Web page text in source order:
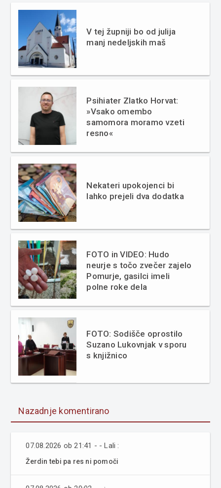
V tej župniji bo od julija
manj nedeljskih maš
Psihiater Zlatko Horvat:
»Vsako omembo
samomora moramo vzeti
resno«
Nekateri upokojenci bi
lahko prejeli dva dodatka
FOTO in VIDEO: Hudo
neurje s točo zvečer zajelo
Pomurje, gasilci imeli
polne roke dela
FOTO: Sodišče oprostilo
Suzano Lukovnjak v sporu
s knjižnico
Nazadnje komentirano
07.08.2026 ob 21:41 - - Lali :
Žerdin tebi pa res ni pomoči